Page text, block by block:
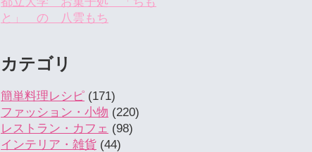
と」 の 八雲もち
カテゴリ
簡単料理レシピ (171)
ファッション・小物 (220)
レストラン・カフェ (98)
インテリア・雑貨 (44)